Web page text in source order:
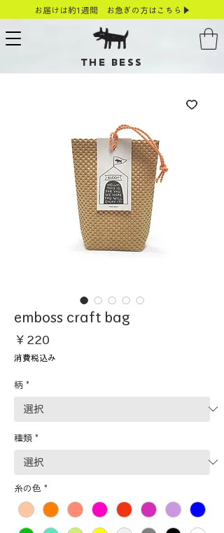
お届けは約1週間 お急ぎの方はこちら▶
THE BESS
emboss craft bag
￥220
格
消費税込み
柄 *
種類 *
糸の色 *